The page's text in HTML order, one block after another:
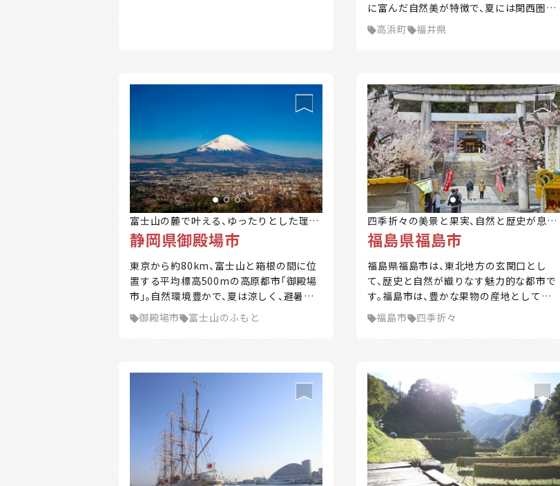
に富んだ自然美が特徴で、夏には関西圏を
中心に多くの海水浴客が訪れます。約8km
に及ぶ白砂の海岸線が走り、アジアで初の
あります。ほかにも、日引の棚田、若狭富士
と呼ばれる青葉山など、多くの景勝地を誇
ります。 若狭ふぐや若狭ぐじなどのブラン
ド魚をはじめ海の幸が豊富な若狭湾を中
心に、豊かな食文化も形成されてきまし
た。海の暮らしと農の暮らしが織りなす、
箱庭のような自然豊かな海辺のまちです。
また、高浜町では「子育てを今よりもっと
幸せに子育てできる町を目指して！」をス
ローガンにこども家庭センター
kurumu(くるむ)を中心に町ぐるみで子育
てサポートをしています。「知り合いのい
ない移住先での子育てが不安」という移住
者の方にとっても心強い味方になってい
ます。
高浜町 福井県
富士山の麓で叶える、ゆったりとした理想
の暮らし。
静岡県御殿場市
東京から約80km、富士山と箱根の間に位
置する平均標高500mの高原都市「御殿場
市」。自然環境豊かで、夏は涼しく、避暑地
としての性格を備えています。東京・横浜
などへのアクセスも抜群。おいしい水、米、
たスポーツ環境、豊富なアクティビティな
ど楽しみも山盛り。富士山の懐でゆったり
暮らしてみませんか。
御殿場市 富士山のふもと
四季折々の美景と果実、自然と歴史が息づ
くまち
福島県福島市
福島県福島市は、東北地方の玄関口とし
て、歴史と自然が織りなす魅力的な都市で
す。福島市は、豊かな果物の産地として全
国に知られ、特に桃やリンゴが有名です。
また、四季折々の風景が美しく、磐梯山や
点在し、訪れる人々に癒しを提供していま
す。福島市は、交通アクセスも優れており、
新幹線や高速道路を利用して首都圏から
のアクセスも便利です。近年では、住みや
すさや自然の豊かさを求めて移住する
人々が増えており、都市と田舎の調和が取
れた生活環境が魅力です。福島市は、伝統
と現代が共存するまちとして、今もなお新
福島市 四季折々